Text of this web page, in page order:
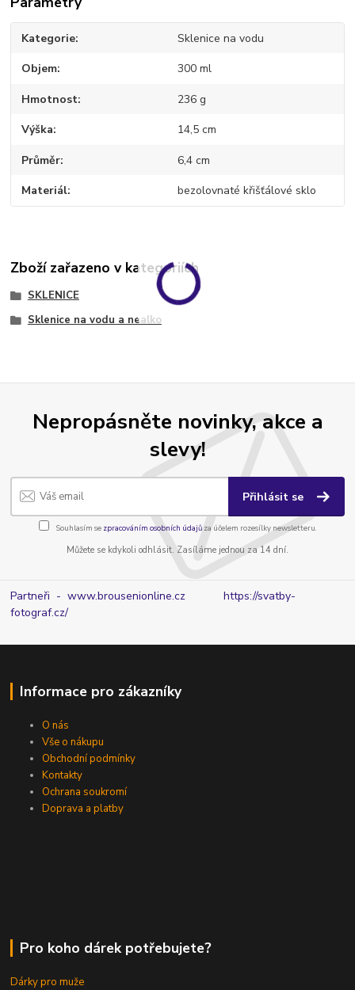
Kategorie Sklenice na vodu
Objem 300 ml
Hmotnost 236 g
Výška 14,5 cm
Průměr 6,4 cm
Materiál bezolovnaté křišťálové sklo
Zboží zařazeno v kategoriích
SKLENICE
Sklenice na vodu a nealko
Nepropásněte novinky, akce a
slevy!
Přihlásit se
Souhlasím se zpracováním osobních údajůza účelem rozesílky newsletteru.
Můžete se kdykoli odhlásit. Zasíláme jednou za 14 dní.
Partneři - www.brousenionline.czhttps://svatby-
fotograf.cz/
Informace pro zákazníky
O nás
Vše o nákupu
Obchodní podmínky
Kontakty
Ochrana soukromí
Doprava a platby
Pro koho dárek potřebujete?
Dárky pro muže